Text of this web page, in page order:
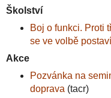
Školství
Boj o funkci. Proti
se ve volbě
Akce
Pozvánka na
doprava (tacr)